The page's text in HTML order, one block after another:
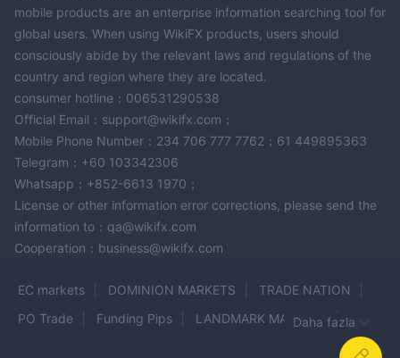
mobile products are an enterprise information searching tool for
global users. When using WikiFX products, users should
consciously abide by the relevant laws and regulations of the
country and region where they are located.
consumer hotline：006531290538
Official Email：support@wikifx.com；
Mobile Phone Number：234 706 777 7762；61 449895363
Telegram：+60 103342306
Whatsapp：+852-6613 1970；
License or other information error corrections, please send the
information to：qa@wikifx.com
Cooperation：business@wikifx.com
EC markets DOMINION MARKETS
TRADE NATION
PO Trade
Funding Pips
LANDMARK MARKETSDaha fazla